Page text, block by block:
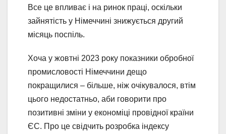
Все це впливає і на ринок праці, оскільки
зайнятість у Німеччині знижується другий
місяць поспіль.
Хоча у жовтні 2023 року показники обробної
промисловості Німеччини дещо
покращилися – більше, ніж очікувалося, втім
цього недостатньо, аби говорити про
позитивні зміни у економіці провідної країни
ЄС. Про це свідчить розробка індексу